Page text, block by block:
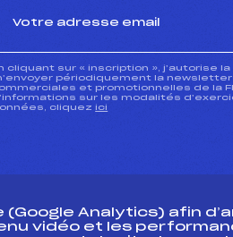
cliquant sur « inscription », j’autorise
périodiquement la
et promotionnelles de la
sur les modalités
cliquez ici
Analytics) afin
vidéo et les